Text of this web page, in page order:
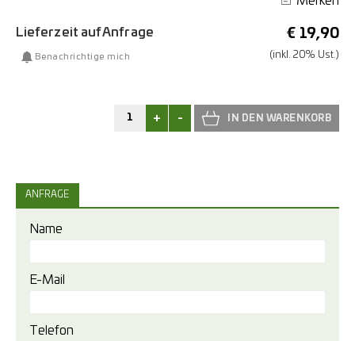
€ 19,90
(inkl. 20% Ust.)
Lieferzeit auf Anfrage
Benachrichtige mich
+ -
ANFRAGE
Name
E-Mail
Telefon